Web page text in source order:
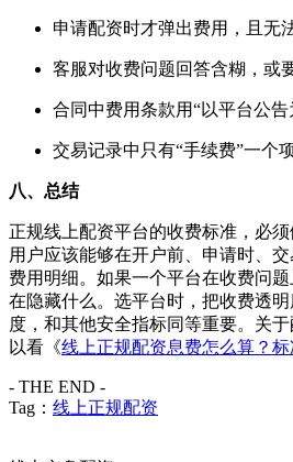
申请配资时才弹出费用，且无
客服对收费问题回答含糊，或
合同中费用条款用“以平台公告
交易记录中只有“手续费”一个
八、总结
正规线上配资平台的收费标准，必须
用户应该能够在开户前、申请时、
费用明细。如果一个平台在收费问
在隐藏什么。选平台时，把收费透
度，和其他安全指标同等重要。关
以看《线上正规配资息费怎么算？
- THE END -
Tag： 线上正规配资